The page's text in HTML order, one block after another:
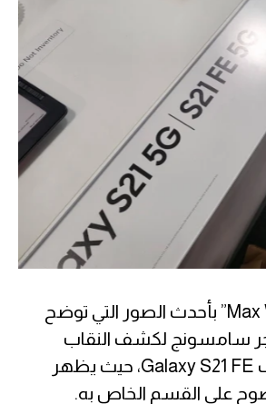
يعود “Max Weinbach” بأحدث الصور التي توضح
سامسونج لكشف النقاب
الرسمي عن هاتف Galaxy S21 FE، حيث يظهر
على القسم الخاص به.